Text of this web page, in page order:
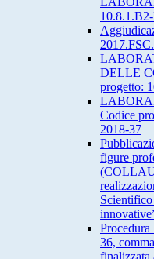
DELLE
progetto:
Codice
2018-37
figure
36,